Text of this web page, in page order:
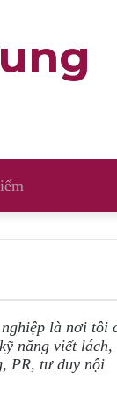
là nơi tôi
năng viết lách,
PR, tư duy nội